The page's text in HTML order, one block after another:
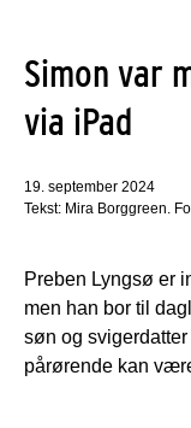
Simon var
via iPad
19. september 2024
Tekst: Mira Borggreen.
Preben Lyngsø er
men han bor til
søn og
pårørende kan